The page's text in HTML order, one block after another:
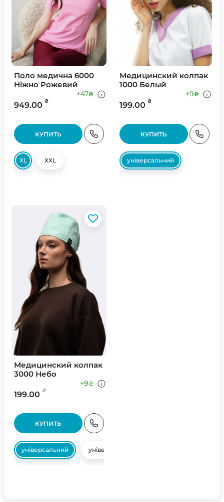
Поло медична 6000
Ніжно Рожевий
949.00 ₴
+47₴
КУПИТЬ
XL XXL
Медицинский колпак
1000 Белый
199.00 ₴
+9₴
КУПИТЬ
універсальний
Медицинский колпак
3000 Небо
199.00 ₴
+9₴
КУПИТЬ
універсальний універсальний